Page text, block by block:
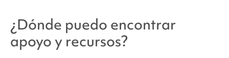
¿Dónde puedo encontrar
apoyo y recursos?